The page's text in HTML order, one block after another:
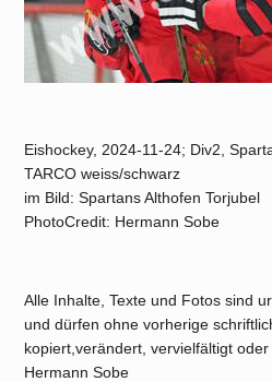
Eishockey, 2024-11-24; Div2,
TARCO weiss/schwarz
im Bild: Spartans Althofen Torjubel
PhotoCredit: Hermann Sobe
Alle Inhalte, Texte und Fotos sind
und dürfen ohne vorherige
kopiert,verändert, vervielfältigt
Hermann Sobe